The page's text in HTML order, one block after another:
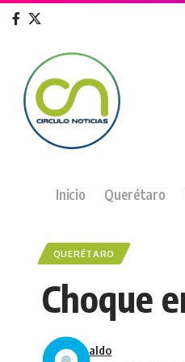
Inicio Querétaro
QUERÉTARO
Choque
aldo